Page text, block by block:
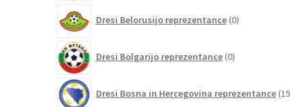
Dresi Belorusijo reprezentance 0izdelkov
Dresi Bolgarijo reprezentance 0izdelkov
Dresi Bosna in Hercegovina reprezentance 15